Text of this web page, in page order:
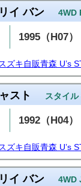
イ バン 4WD
1995（H07）
ズキ自販青森 U’s
スト スタイ
1992（H04）
ズキ自販青森 U’s
イ バン 4WD